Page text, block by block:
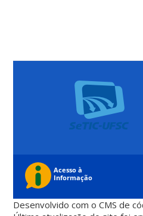
Desenvolvido com o CMS de